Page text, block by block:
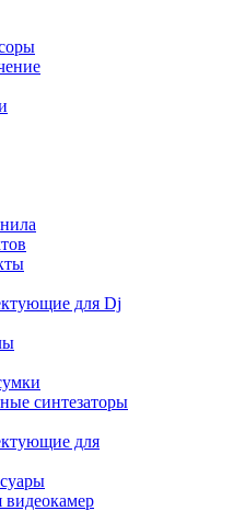
для Dj
синтезаторы
для
видеокамер